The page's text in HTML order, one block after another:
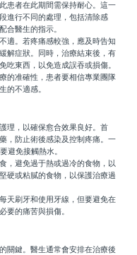
者在此期間需保持耐心。這一
進行不同的處理，包括清除感
合醫生的指示。
。若疼痛感較強，應及時告知
解症狀。同時，治療結束後，有
吃東西，以免造成誤吞或損傷。
准確性，患者要相信專業團隊
的不適感。
，以確保愈合效果良好。首
，防止術後感染及控制疼痛。一
避免接觸熱水。
避免過于熱或過冷的食物，以
硬或粘膩的食物，以保護治療過
刷牙和使用牙線，但要避免在
要的痛苦與損傷。
鍵。醫生通常會安排在治療後